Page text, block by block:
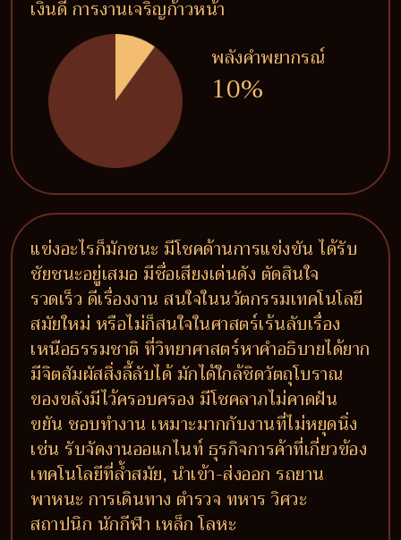
เงินดี การงานเจริญก้าวหน้า
พลังคำพยากรณ์
10%
แข่งอะไรก็มักชนะ มีโชคด้านการแข่งขัน ได้รับ
ชัยชนะอยู่เสมอ มีชื่อเสียงเด่นดัง ตัดสินใจ
รวดเร็ว ดีเรื่องงาน สนใจในนวัตกรรมเทคโนโลยี
สมัยใหม่ หรือไม่ก็สนใจในศาสตร์เร้นลับเรื่อง
เหนือธรรมชาติ ที่วิทยาศาสตร์หาคำอธิบายได้ยาก
มีจิตสัมผัสสิ่งลี้ลับได้ มักได้ใกล้ชิดวัตถุโบราณ
ของขลังมีไว้ครอบครอง มีโชคลาภไม่คาดฝัน
ขยัน ชอบทำงาน เหมาะมากกับงานที่ไม่หยุดนิ่ง
เช่น รับจัดงานออแกไนท์ ธุรกิจการค้าที่เกี่ยวข้อง
เทคโนโลยีที่ล้ำสมัย, นำเข้า-ส่งออก รถยาน
พาหนะ การเดินทาง ตำรวจ ทหาร วิศวะ
สถาปนิก นักกีฬา เหล็ก โลหะ